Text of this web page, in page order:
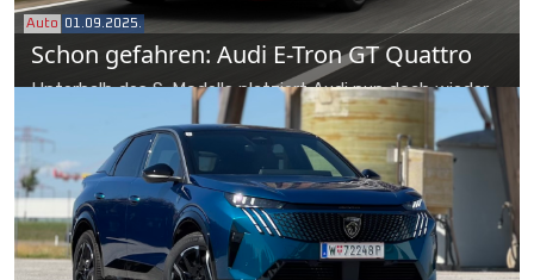
Auto 01.09.2025.
Schon gefahren: Audi E-Tron GT Quattro
Unterhalb des S-Modells platziert Audi nun doch wieder
einen Basis-E-Tron. Mit unverändert viel Leistung,
besserer Ausstattung und coolerer Optik.